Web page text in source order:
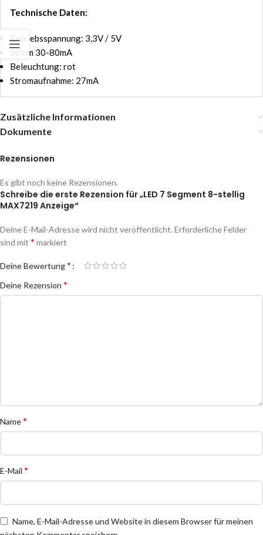
Technische Daten:
Betriebsspannung: 3,3V / 5V
Strom 30-80mA
Beleuchtung: rot
Stromaufnahme: 27mA
Zusätzliche Informationen
Dokumente
Rezensionen
Es gibt noch keine Rezensionen.
Schreibe die erste Rezension für „LED 7 Segment 8-stellig
MAX7219 Anzeige“
Deine E-Mail-Adresse wird nicht veröffentlicht. Erforderliche Felder
sind mit * markiert
Deine Bewertung*
Deine Rezension *
Name*
E-Mail *
Name, E-Mail-Adresse und Website in diesem Browser für meinen